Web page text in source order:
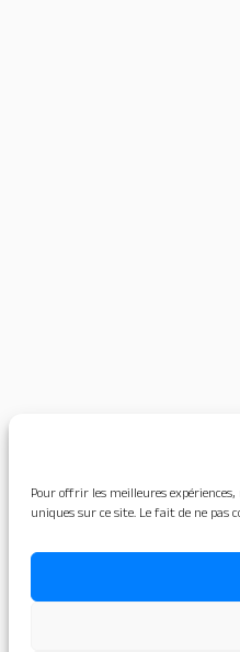
Pour offrir les meilleures
uniques sur ce site. Le fait de ne